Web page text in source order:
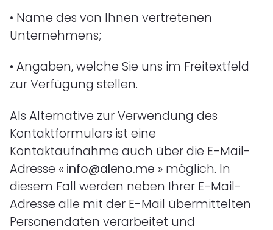
• Name des von Ihnen vertretenen
Unternehmens;
•Angaben, welche Sie uns im Freitextfeld
zur Verfügung stellen.
Als Alternative zur Verwendung des
Kontaktformulars ist eine
Kontaktaufnahme auch über die E-Mail-
Adresse « info@aleno.me » möglich. In
diesem Fall werden neben Ihrer E-Mail-
Adresse alle mit der E-Mail übermittelten
Personendaten verarbeitet und